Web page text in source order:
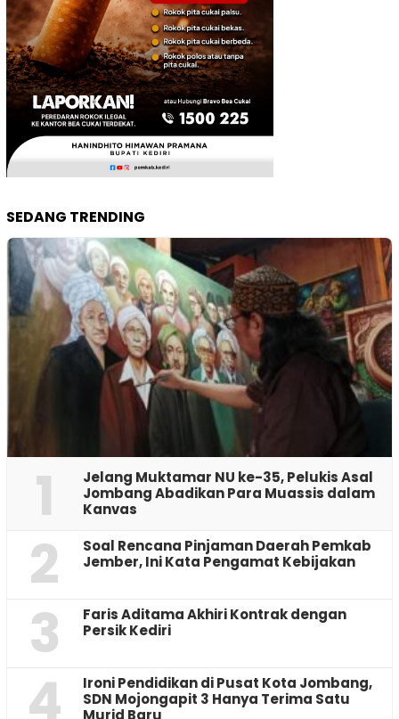
SEDANG TRENDING
1
Jelang Muktamar NU ke-35, Pelukis Asal
Jombang Abadikan Para Muassis dalam
Kanvas
2
‎Soal Rencana Pinjaman Daerah Pemkab
Jember, Ini Kata Pengamat Kebijakan ‎
3
Faris Aditama Akhiri Kontrak dengan
Persik Kediri
4
Ironi Pendidikan di Pusat Kota Jombang,
SDN Mojongapit 3 Hanya Terima Satu
Murid Baru